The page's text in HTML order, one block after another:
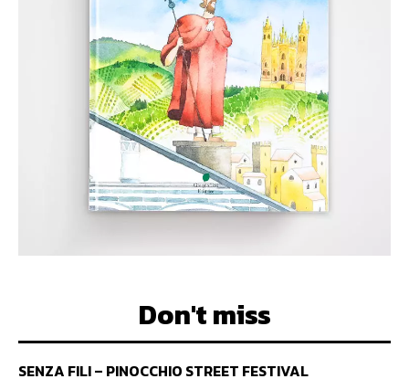
Don't miss
SENZA FILI – PINOCCHIO STREET FESTIVAL